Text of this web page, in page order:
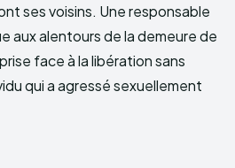
ses voisins. Une responsable
aux alentours de la demeure de
face à la libération sans
qui a agressé sexuellement